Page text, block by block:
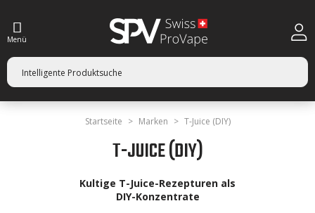
Menü
Startseite Marken T-Juice (DIY)
T-JUICE (DIY)
Kultige T-Juice-Rezepturen als
DIY-Konzentrate